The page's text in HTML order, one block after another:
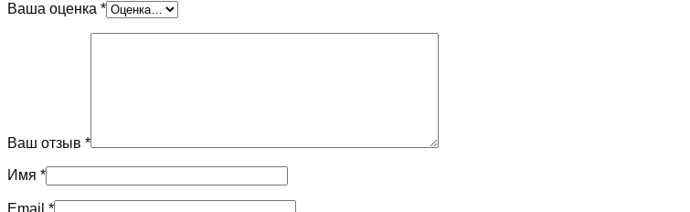
Ваша оценка *
Ваш отзыв *
Имя *
Email *